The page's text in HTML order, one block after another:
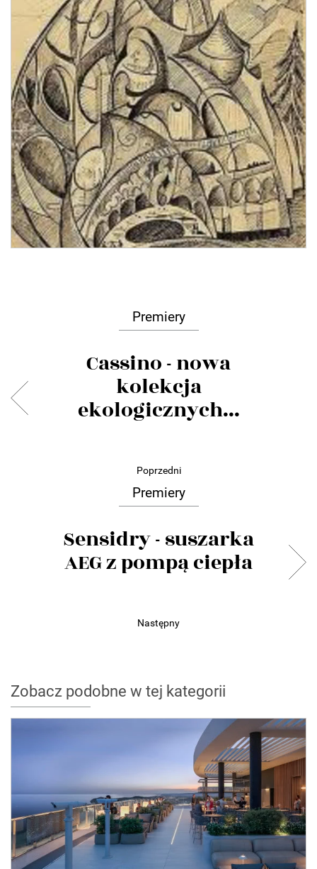
Premiery
Cassino - nowa
kolekcja
ekologicznych...
Poprzedni
Premiery
Sensidry - suszarka
AEG z pompą ciepła
Następny
Zobacz podobne w tej kategorii